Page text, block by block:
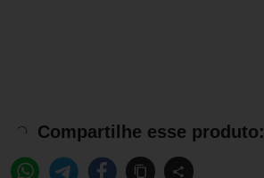
Compartilhe esse produto: